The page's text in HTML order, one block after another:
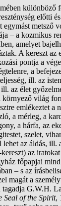
különböző
előtti
egymást metsző
– a kozmikus
amelyet
A kereszt az
pontja a
a
ill. az
az élet
környező világ
emlékeztet a
a mérleg, a
a hárfa, az
szelet,
lehet az áldás, ill.
az
főpapjai
– s az
magát a
tagadja G.W.H.
Seal of the Spirit,